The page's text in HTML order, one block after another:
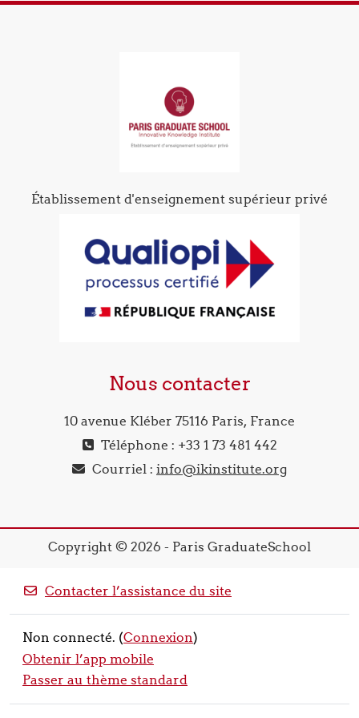
Établissement d'enseignement supérieur privé
Nous contacter
10 avenue Kléber 75116 Paris, France
Téléphone : +33 1 73 481 442
Courriel : info@ikinstitute.org
Copyright © 2026 - Paris GraduateSchool
Contacter l’assistance du site
Non connecté. (Connexion)
Obtenir l’app mobile
Passer au thème standard